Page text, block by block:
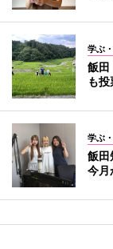
学ぶ
飯
も
学ぶ
飯田
今月